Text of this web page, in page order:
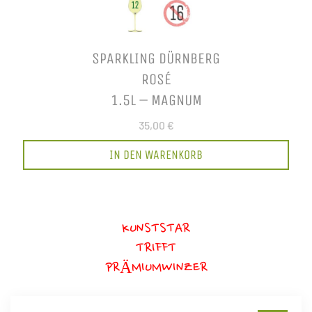
SPARKLING DÜRNBERG
ROSÉ
1.5L – MAGNUM
35,00 €
IN DEN WARENKORB
KUNSTSTAR
TRIFFT
PRÄMIUMWINZER